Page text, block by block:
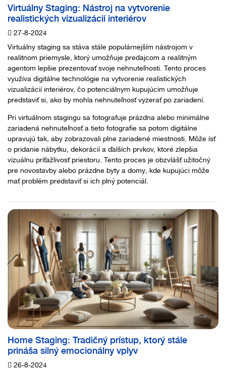
Virtuálny Staging: Nástroj na vytvorenie
realistických vizualizácií interiérov
27-8-2024
Virtuálny staging sa stáva stále populárnejším nástrojom v
realitnom priemysle, ktorý umožňuje predajcom a realitným
agentom lepšie prezentovať svoje nehnuteľnosti. Tento proces
využíva digitálne technológie na vytvorenie realistických
vizualizácií interiérov, čo potenciálnym kupujúcim umožňuje
predstaviť si, ako by mohla nehnuteľnosť vyzerať po zariadení.
Pri virtuálnom stagingu sa fotografuje prázdna alebo minimálne
zariadená nehnuteľnosť a tieto fotografie sa potom digitálne
upravujú tak, aby zobrazovali plne zariadené miestnosti. Môže ísť
o pridanie nábytku, dekorácií a ďalších prvkov, ktoré zlepšia
vizuálnu príťažlivosť priestoru. Tento proces je obzvlášť užitočný
pre novostavby alebo prázdne byty a domy, kde kupujúci môže
mať problém predstaviť si ich plný potenciál.
Home Staging: Tradičný prístup, ktorý stále
prináša silný emocionálny vplyv
26-8-2024